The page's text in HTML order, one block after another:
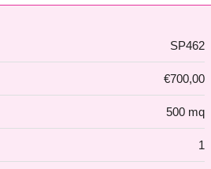
SP462
€700,00
500 mq
1